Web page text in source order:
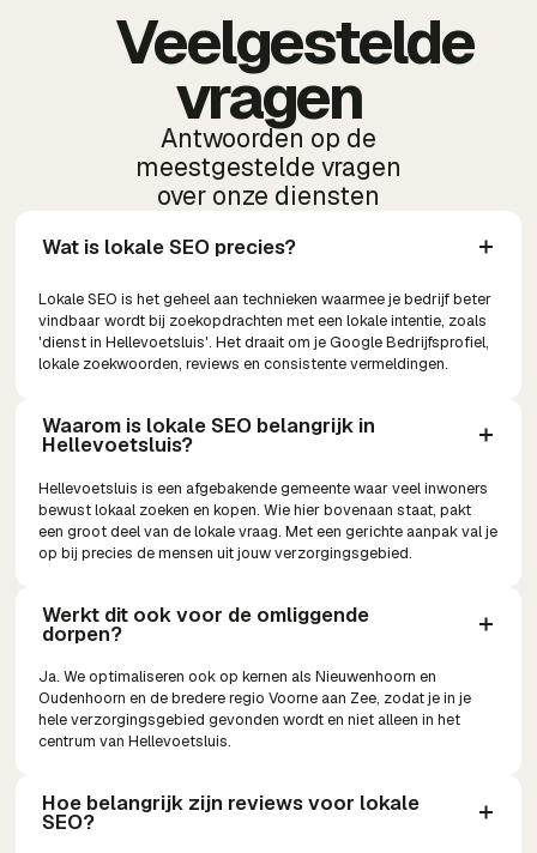
Veelgestelde
vragen
Antwoorden op de
meestgestelde vragen
over onze diensten
Wat is lokale SEO precies?
Lokale SEO is het geheel aan technieken waarmee je bedrijf beter
vindbaar wordt bij zoekopdrachten met een lokale intentie, zoals
'dienst in Hellevoetsluis'. Het draait om je Google Bedrijfsprofiel,
lokale zoekwoorden, reviews en consistente vermeldingen.
Waarom is lokale SEO belangrijk in
Hellevoetsluis?
Hellevoetsluis is een afgebakende gemeente waar veel inwoners
bewust lokaal zoeken en kopen. Wie hier bovenaan staat, pakt
een groot deel van de lokale vraag. Met een gerichte aanpak val je
op bij precies de mensen uit jouw verzorgingsgebied.
Werkt dit ook voor de omliggende
dorpen?
Ja. We optimaliseren ook op kernen als Nieuwenhoorn en
Oudenhoorn en de bredere regio Voorne aan Zee, zodat je in je
hele verzorgingsgebied gevonden wordt en niet alleen in het
centrum van Hellevoetsluis.
Hoe belangrijk zijn reviews voor lokale
SEO?